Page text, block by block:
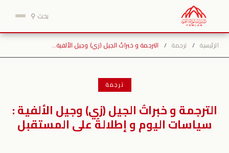
المحتوى
بحث ⚲
الرئيسية / ترجمة / الترجمة و خبراتُ الجيل (زي) وجيل الألفية…
ترجمة
الترجمة و خبراتُ الجيل (زي) وجيل الألفية :
سياسات اليوم و إطلالةٌ على المستقبل